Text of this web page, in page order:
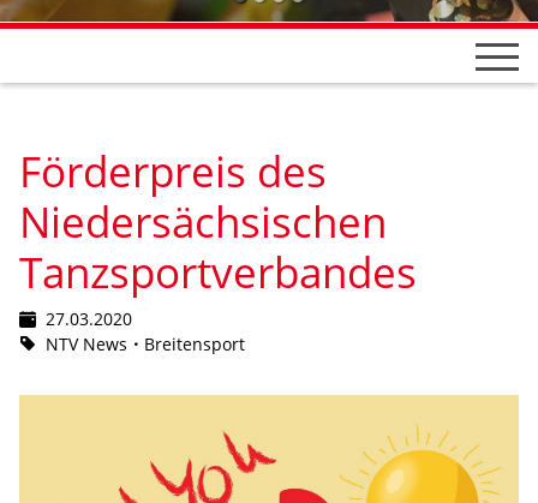
Förderpreis des
Niedersächsischen
Tanzsportverbandes
27.03.2020
NTV News
Breitensport